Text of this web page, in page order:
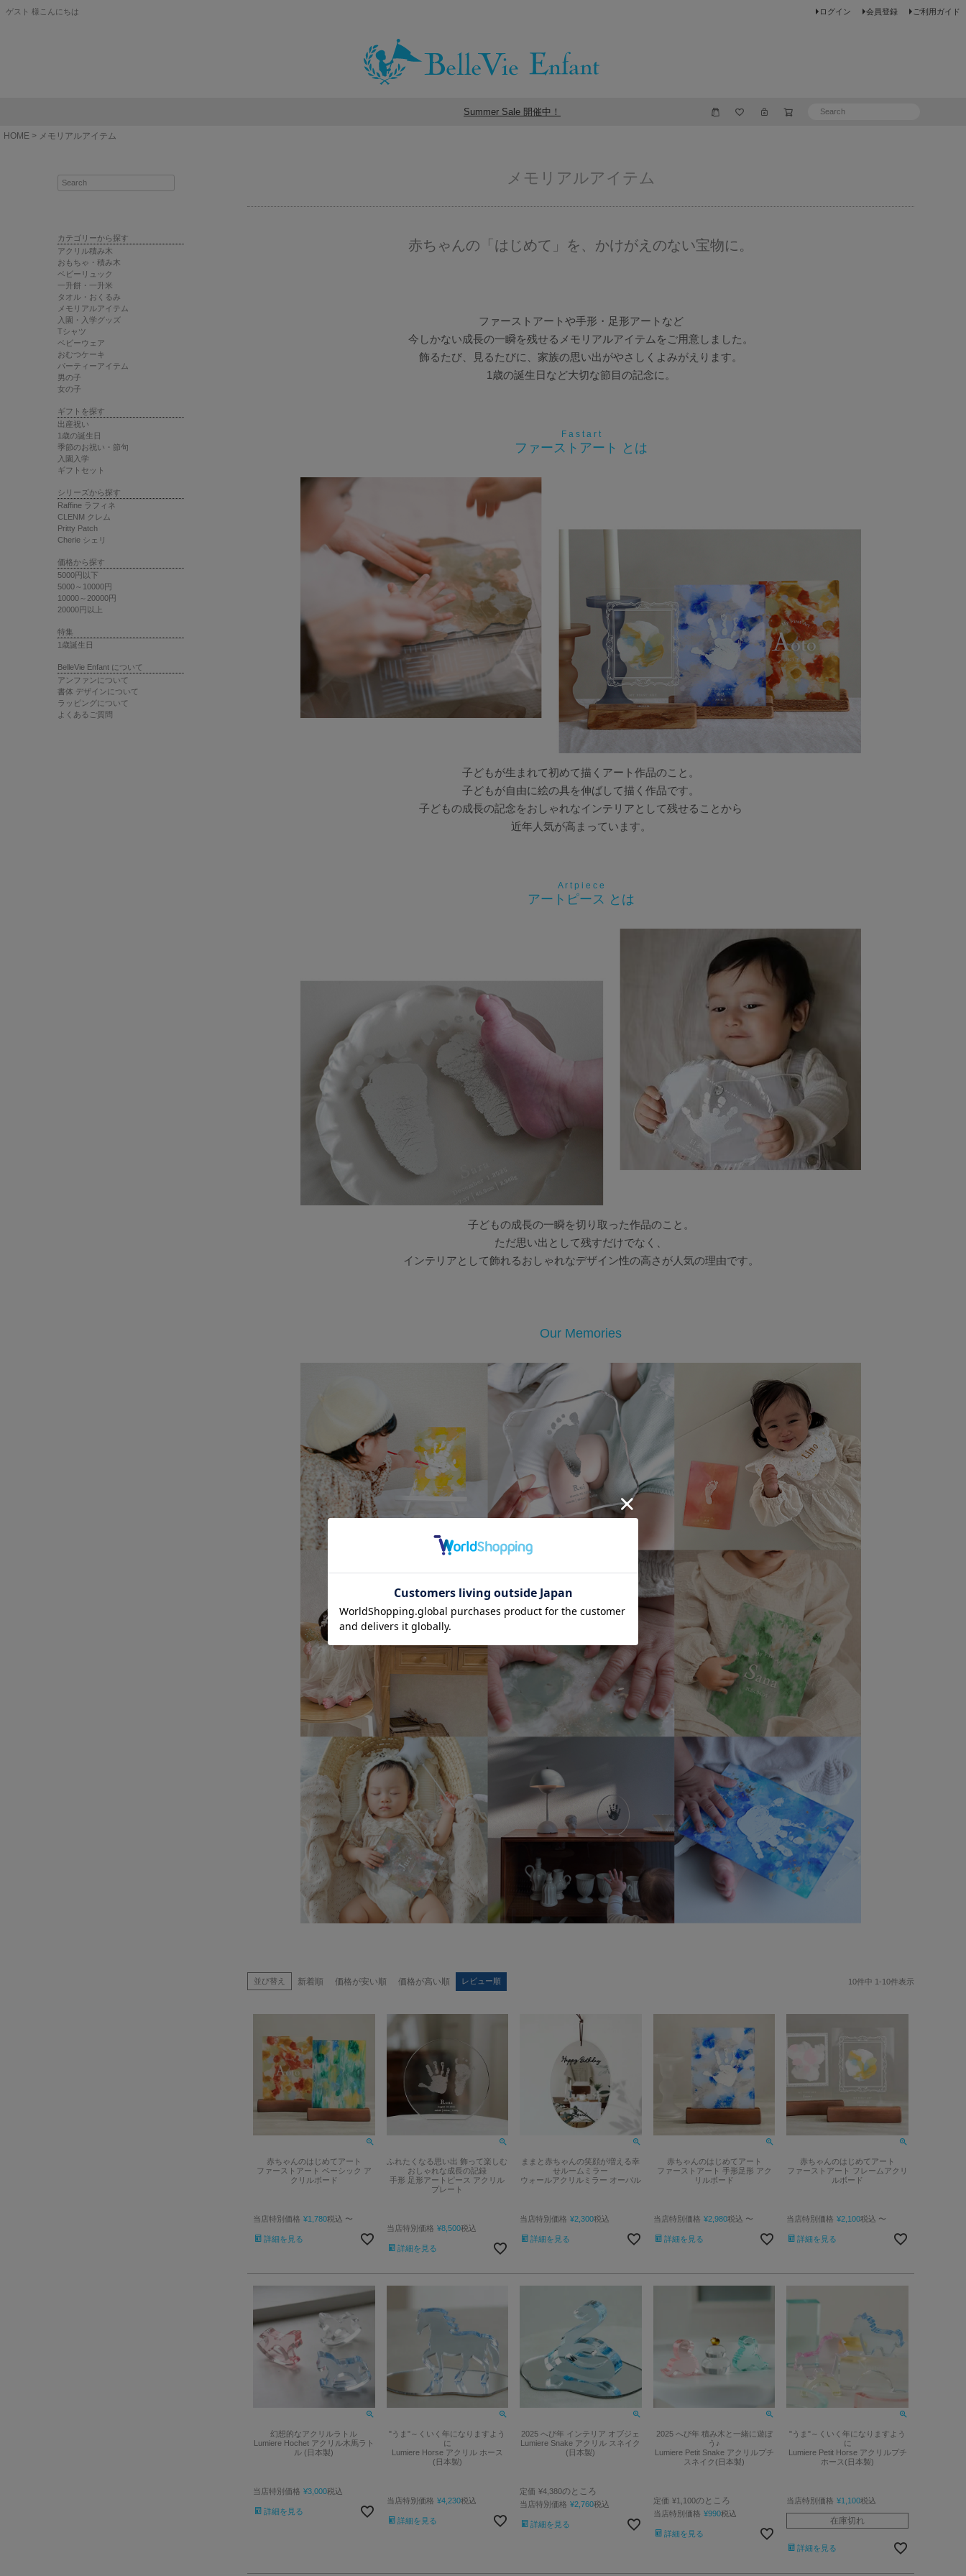
ゲスト 様こんにちは ログイン 会員登録 ご利用ガイド
Summer Sale 開催中！
HOME メモリアルアイテム
カテゴリーから探す
アクリル積み木
おもちゃ・積み木
ベビーリュック
一升餅・一升米
タオル・おくるみ
メモリアルアイテム
入園・入学グッズ
Tシャツ
ベビーウェア
おむつケーキ
パーティーアイテム
男の子
女の子
ギフトを探す
出産祝い
1歳の誕生日
季節のお祝い・節句
入園入学
ギフトセット
シリーズから探す
Raffine ラフィネ
CLENM クレム
Pritty Patch
Cherie シェリ
価格から探す
5000円以下
5000～10000円
10000～20000円
20000円以上
特集
1歳誕生日
BelleVie Enfant について
アンファンについて
書体 デザインについて
ラッピングについて
よくあるご質問
メモリアルアイテム
赤ちゃんの「はじめて」を、かけがえのない宝物に。
ファーストアートや手形・足形アートなど
今しかない成長の一瞬を残せるメモリアルアイテムをご用意しました。
飾るたび、見るたびに、家族の思い出がやさしくよみがえります。
1歳の誕生日など大切な節目の記念に。
F a s t a r t
ファーストアート とは
子どもが生まれて初めて描くアート作品のこと。
子どもが自由に絵の具を伸ばして描く作品です。
子どもの成長の記念をおしゃれなインテリアとして残せることから
近年人気が高まっています。
A r t p i e c e
アートピース とは
子どもの成長の一瞬を切り取った作品のこと。
ただ思い出として残すだけでなく、
インテリアとして飾れるおしゃれなデザイン性の高さが人気の理由です。
Our Memories
並び替え 新着順 価格が安い順 価格が高い順 レビュー順 10件中 1-10件表示
赤ちゃんのはじめてアート
ファーストアート ベーシック ア
クリルボード
当店特別価格 ¥1,780税込 〜
詳細を見る
ふれたくなる思い出 飾って楽しむ
おしゃれな成長の記録
手形 足形アートピース アクリル
プレート
当店特別価格 ¥8,500税込
詳細を見る
ままと赤ちゃんの笑顔が増える幸
せルームミラー
ウォールアクリルミラー オーバル
当店特別価格 ¥2,300税込
詳細を見る
赤ちゃんのはじめてアート
ファーストアート 手形足形 アク
リルボード
当店特別価格 ¥2,980税込 〜
詳細を見る
赤ちゃんのはじめてアート
ファーストアート フレームアクリ
ルボード
当店特別価格 ¥2,100税込 〜
詳細を見る
幻想的なアクリルラトル
Lumiere Hochet アクリル木馬ラト
ル (日本製)
当店特別価格 ¥3,000税込
詳細を見る
"うま"～くいく年になりますよう
に
Lumiere Horse アクリル ホース
(日本製)
当店特別価格 ¥4,230税込
詳細を見る
2025 へび年 インテリア オブジェ
Lumiere Snake アクリル スネイク
(日本製)
定価 ¥4,380のところ
当店特別価格 ¥2,760税込
詳細を見る
2025 へび年 積み木と一緒に遊ぼ
う♪
Lumiere Petit Snake アクリルプチ
スネイク(日本製)
定価 ¥1,100のところ
当店特別価格 ¥990税込
詳細を見る
"うま"～くいく年になりますよう
に
Lumiere Petit Horse アクリルプチ
ホース(日本製)
当店特別価格 ¥1,100税込
在庫切れ
詳細を見る